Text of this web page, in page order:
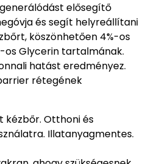
elősegítő
és segít helyreállítani
köszönhetően 4%-os
os Glycerin tartalmának.
hatást eredményez.
rétegének
kézbőr. Otthoni és
Illatanyagmentes.